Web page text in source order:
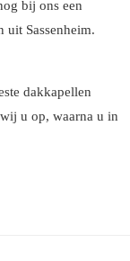
bij ons een
uit Sassenheim.
dakkapellen
u op, waarna u in